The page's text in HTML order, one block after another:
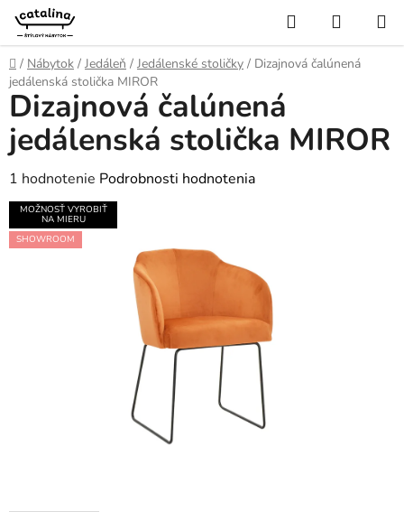
Prejsť
obsah
Hľadať
KOŠÍK
Domov
/ Nábytok / Jedáleň / Jedálenské stoličky / Dizajnová čalúnená
jedálenská stolička MIROR
Dizajnová čalúnená
jedálenská stolička MIROR
Priemerné
hodnotenie
produktu
je
1 hodnotenie Podrobnosti hodnotenia
MOŽNOSŤ VYROBIŤ
NA MIERU
SHOWROOM